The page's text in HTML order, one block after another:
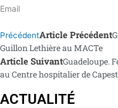
Email
PrécédentArticle Précédent
Guillon Lethière au MACTe
Article SuivantGuadeloupe.
au Centre hospitalier de
ACTUALITÉ